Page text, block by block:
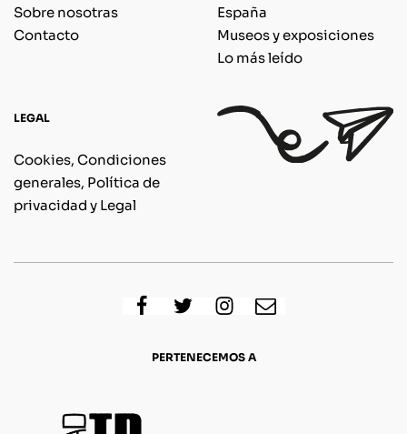
Sobre nosotras
Contacto
España
Museos y exposiciones
Lo más leído
LEGAL
Cookies, Condiciones
generales, Política de
privacidad y Legal
PERTENECEMOS A